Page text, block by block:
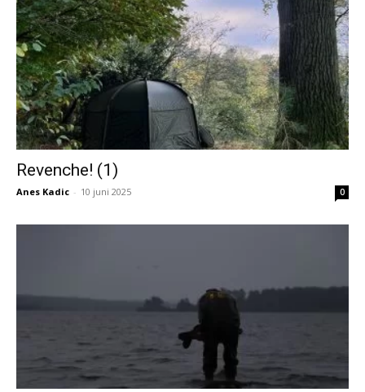
Revenche! (1)
Anes Kadic - 10 juni 2025 0